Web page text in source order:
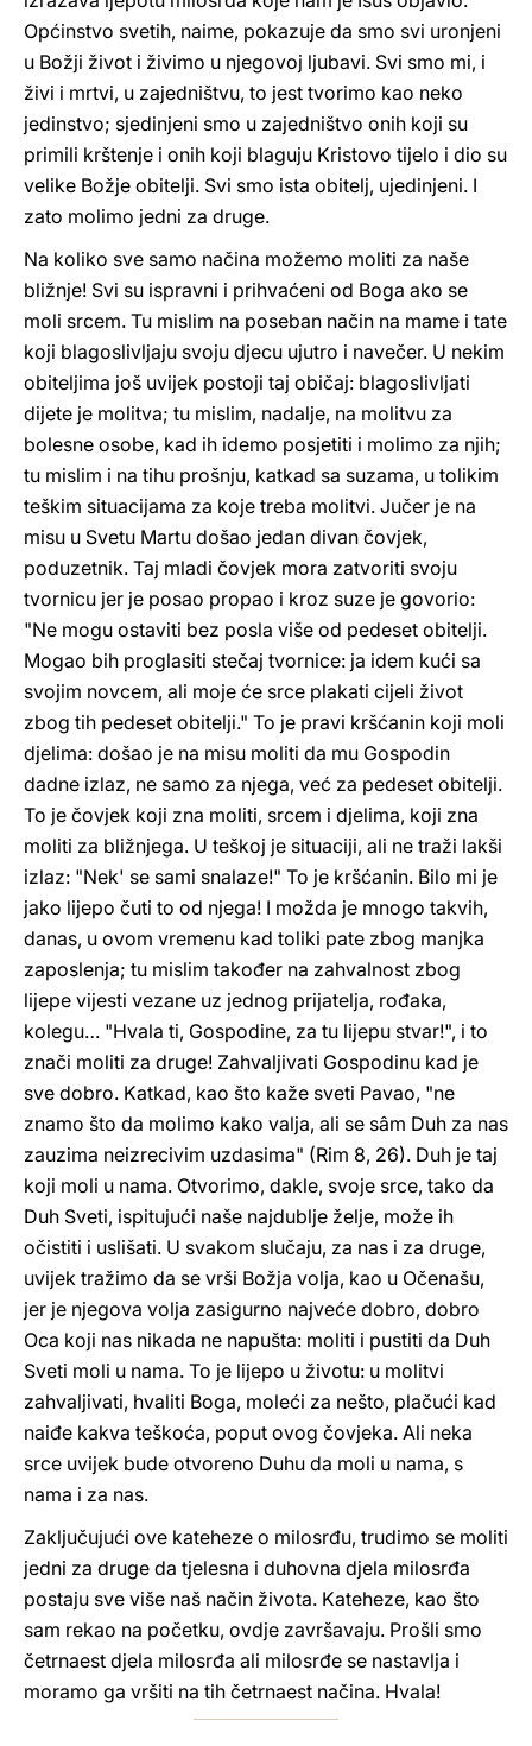
Općinstvo svetih, naime, pokazuje da smo svi uronjeni
u Božji život i živimo u njegovoj ljubavi. Svi smo mi, i
živi i mrtvi, u zajedništvu, to jest tvorimo kao neko
jedinstvo; sjedinjeni smo u zajedništvo onih koji su
primili krštenje i onih koji blaguju Kristovo tijelo i dio su
velike Božje obitelji. Svi smo ista obitelj, ujedinjeni. I
zato molimo jedni za druge.
Na koliko sve samo načina možemo moliti za naše
bližnje! Svi su ispravni i prihvaćeni od Boga ako se
moli srcem. Tu mislim na poseban način na mame i tate
koji blagoslivljaju svoju djecu ujutro i navečer. U nekim
obiteljima još uvijek postoji taj običaj: blagoslivljati
dijete je molitva; tu mislim, nadalje, na molitvu za
bolesne osobe, kad ih idemo posjetiti i molimo za njih;
tu mislim i na tihu prošnju, katkad sa suzama, u tolikim
teškim situacijama za koje treba molitvi. Jučer je na
misu u Svetu Martu došao jedan divan čovjek,
poduzetnik. Taj mladi čovjek mora zatvoriti svoju
tvornicu jer je posao propao i kroz suze je govorio:
"Ne mogu ostaviti bez posla više od pedeset obitelji.
Mogao bih proglasiti stečaj tvornice: ja idem kući sa
svojim novcem, ali moje će srce plakati cijeli život
zbog tih pedeset obitelji." To je pravi kršćanin koji moli
djelima: došao je na misu moliti da mu Gospodin
dadne izlaz, ne samo za njega, već za pedeset obitelji.
To je čovjek koji zna moliti, srcem i djelima, koji zna
moliti za bližnjega. U teškoj je situaciji, ali ne traži lakši
izlaz: "Nek' se sami snalaze!" To je kršćanin. Bilo mi je
jako lijepo čuti to od njega! I možda je mnogo takvih,
danas, u ovom vremenu kad toliki pate zbog manjka
zaposlenja; tu mislim također na zahvalnost zbog
lijepe vijesti vezane uz jednog prijatelja, rođaka,
kolegu… "Hvala ti, Gospodine, za tu lijepu stvar!", i to
znači moliti za druge! Zahvaljivati Gospodinu kad je
sve dobro. Katkad, kao što kaže sveti Pavao, "ne
znamo što da molimo kako valja, ali se sâm Duh za nas
zauzima neizrecivim uzdasima" (Rim 8, 26). Duh je taj
koji moli u nama. Otvorimo, dakle, svoje srce, tako da
Duh Sveti, ispitujući naše najdublje želje, može ih
očistiti i uslišati. U svakom slučaju, za nas i za druge,
uvijek tražimo da se vrši Božja volja, kao u Očenašu,
jer je njegova volja zasigurno najveće dobro, dobro
Oca koji nas nikada ne napušta: moliti i pustiti da Duh
Sveti moli u nama. To je lijepo u životu: u molitvi
zahvaljivati, hvaliti Boga, moleći za nešto, plačući kad
naiđe kakva teškoća, poput ovog čovjeka. Ali neka
srce uvijek bude otvoreno Duhu da moli u nama, s
nama i za nas.
Zaključujući ove kateheze o milosrđu, trudimo se moliti
jedni za druge da tjelesna i duhovna djela milosrđa
postaju sve više naš način života. Kateheze, kao što
sam rekao na početku, ovdje završavaju. Prošli smo
četrnaest djela milosrđa ali milosrđe se nastavlja i
moramo ga vršiti na tih četrnaest načina. Hvala!